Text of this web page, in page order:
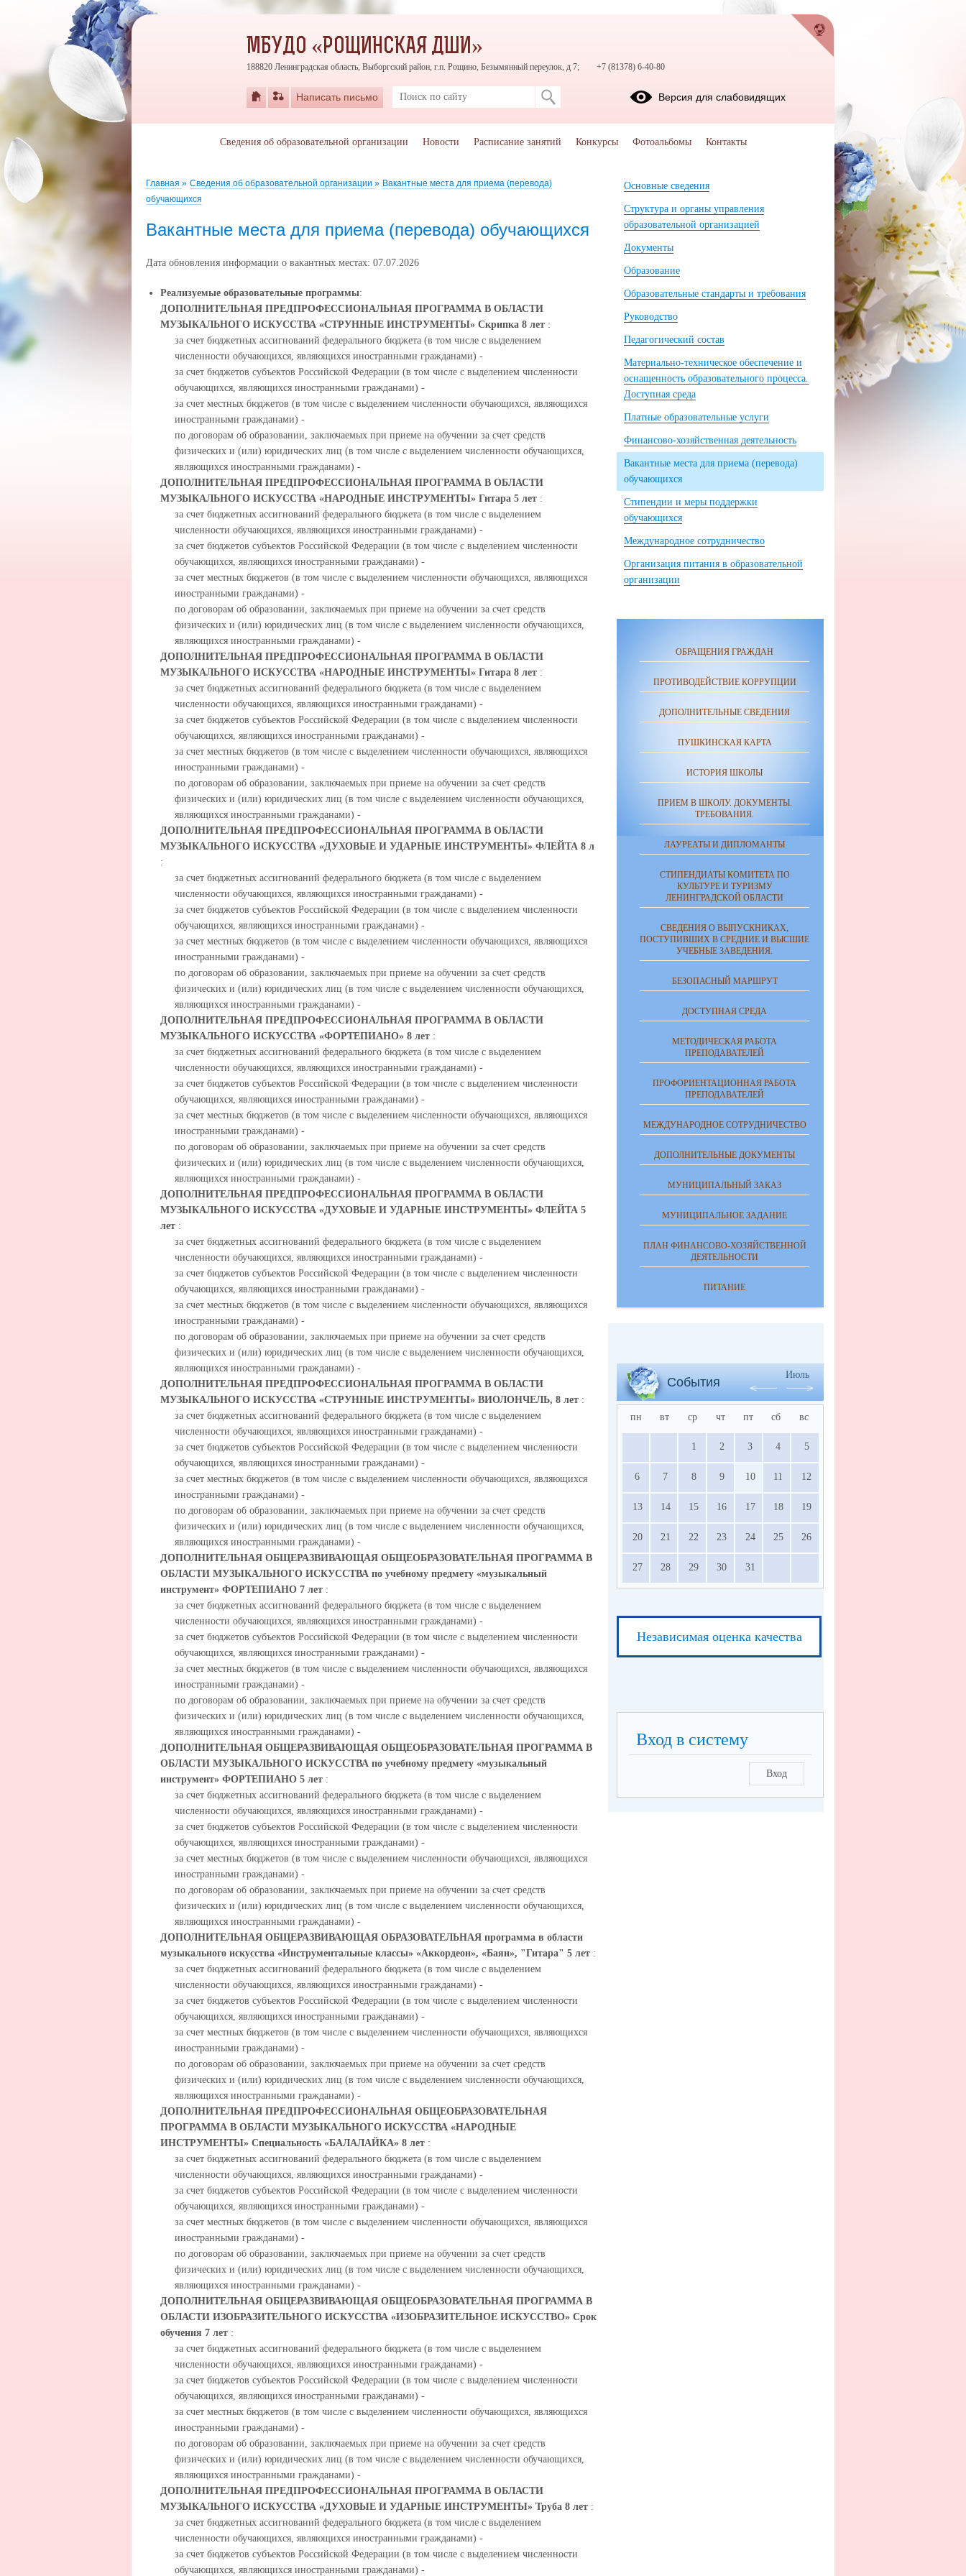
Главная » Сведения об образовательной организации » Вакантные места для приема (перевода)
обучающихся
Вакантные места для приема (перевода) обучающихся
Дата обновления информации о вакантных местах: 07.07.2026
Реализуемые образовательные программы:
ДОПОЛНИТЕЛЬНАЯ ПРЕДПРОФЕССИОНАЛЬНАЯ ПРОГРАММА В ОБЛАСТИ
МУЗЫКАЛЬНОГО ИСКУССТВА «СТРУННЫЕ ИНСТРУМЕНТЫ» Скрипка 8 лет :
за счет бюджетных ассигнований федерального бюджета (в том числе с выделением
численности обучающихся, являющихся иностранными гражданами) -
за счет бюджетов субъектов Российской Федерации (в том числе с выделением численности
обучающихся, являющихся иностранными гражданами) -
за счет местных бюджетов (в том числе с выделением численности обучающихся, являющихся
иностранными гражданами) -
по договорам об образовании, заключаемых при приеме на обучении за счет средств
физических и (или) юридических лиц (в том числе с выделением численности обучающихся,
являющихся иностранными гражданами) -
ДОПОЛНИТЕЛЬНАЯ ПРЕДПРОФЕССИОНАЛЬНАЯ ПРОГРАММА В ОБЛАСТИ
МУЗЫКАЛЬНОГО ИСКУССТВА «НАРОДНЫЕ ИНСТРУМЕНТЫ» Гитара 5 лет :
за счет бюджетных ассигнований федерального бюджета (в том числе с выделением
численности обучающихся, являющихся иностранными гражданами) -
за счет бюджетов субъектов Российской Федерации (в том числе с выделением численности
обучающихся, являющихся иностранными гражданами) -
за счет местных бюджетов (в том числе с выделением численности обучающихся, являющихся
иностранными гражданами) -
по договорам об образовании, заключаемых при приеме на обучении за счет средств
физических и (или) юридических лиц (в том числе с выделением численности обучающихся,
являющихся иностранными гражданами) -
ДОПОЛНИТЕЛЬНАЯ ПРЕДПРОФЕССИОНАЛЬНАЯ ПРОГРАММА В ОБЛАСТИ
МУЗЫКАЛЬНОГО ИСКУССТВА «НАРОДНЫЕ ИНСТРУМЕНТЫ» Гитара 8 лет :
за счет бюджетных ассигнований федерального бюджета (в том числе с выделением
численности обучающихся, являющихся иностранными гражданами) -
за счет бюджетов субъектов Российской Федерации (в том числе с выделением численности
обучающихся, являющихся иностранными гражданами) -
за счет местных бюджетов (в том числе с выделением численности обучающихся, являющихся
иностранными гражданами) -
по договорам об образовании, заключаемых при приеме на обучении за счет средств
физических и (или) юридических лиц (в том числе с выделением численности обучающихся,
являющихся иностранными гражданами) -
ДОПОЛНИТЕЛЬНАЯ ПРЕДПРОФЕССИОНАЛЬНАЯ ПРОГРАММА В ОБЛАСТИ
МУЗЫКАЛЬНОГО ИСКУССТВА «ДУХОВЫЕ И УДАРНЫЕ ИНСТРУМЕНТЫ» ФЛЕЙТА 8 л
:
за счет бюджетных ассигнований федерального бюджета (в том числе с выделением
численности обучающихся, являющихся иностранными гражданами) -
за счет бюджетов субъектов Российской Федерации (в том числе с выделением численности
обучающихся, являющихся иностранными гражданами) -
за счет местных бюджетов (в том числе с выделением численности обучающихся, являющихся
иностранными гражданами) -
по договорам об образовании, заключаемых при приеме на обучении за счет средств
физических и (или) юридических лиц (в том числе с выделением численности обучающихся,
являющихся иностранными гражданами) -
ДОПОЛНИТЕЛЬНАЯ ПРЕДПРОФЕССИОНАЛЬНАЯ ПРОГРАММА В ОБЛАСТИ
МУЗЫКАЛЬНОГО ИСКУССТВА «ФОРТЕПИАНО» 8 лет :
за счет бюджетных ассигнований федерального бюджета (в том числе с выделением
численности обучающихся, являющихся иностранными гражданами) -
за счет бюджетов субъектов Российской Федерации (в том числе с выделением численности
обучающихся, являющихся иностранными гражданами) -
за счет местных бюджетов (в том числе с выделением численности обучающихся, являющихся
иностранными гражданами) -
по договорам об образовании, заключаемых при приеме на обучении за счет средств
физических и (или) юридических лиц (в том числе с выделением численности обучающихся,
являющихся иностранными гражданами) -
ДОПОЛНИТЕЛЬНАЯ ПРЕДПРОФЕССИОНАЛЬНАЯ ПРОГРАММА В ОБЛАСТИ
МУЗЫКАЛЬНОГО ИСКУССТВА «ДУХОВЫЕ И УДАРНЫЕ ИНСТРУМЕНТЫ» ФЛЕЙТА 5
лет :
за счет бюджетных ассигнований федерального бюджета (в том числе с выделением
численности обучающихся, являющихся иностранными гражданами) -
за счет бюджетов субъектов Российской Федерации (в том числе с выделением численности
обучающихся, являющихся иностранными гражданами) -
за счет местных бюджетов (в том числе с выделением численности обучающихся, являющихся
иностранными гражданами) -
по договорам об образовании, заключаемых при приеме на обучении за счет средств
физических и (или) юридических лиц (в том числе с выделением численности обучающихся,
являющихся иностранными гражданами) -
ДОПОЛНИТЕЛЬНАЯ ПРЕДПРОФЕССИОНАЛЬНАЯ ПРОГРАММА В ОБЛАСТИ
МУЗЫКАЛЬНОГО ИСКУССТВА «СТРУННЫЕ ИНСТРУМЕНТЫ» ВИОЛОНЧЕЛЬ, 8 лет :
за счет бюджетных ассигнований федерального бюджета (в том числе с выделением
численности обучающихся, являющихся иностранными гражданами) -
за счет бюджетов субъектов Российской Федерации (в том числе с выделением численности
обучающихся, являющихся иностранными гражданами) -
за счет местных бюджетов (в том числе с выделением численности обучающихся, являющихся
иностранными гражданами) -
по договорам об образовании, заключаемых при приеме на обучении за счет средств
физических и (или) юридических лиц (в том числе с выделением численности обучающихся,
являющихся иностранными гражданами) -
ДОПОЛНИТЕЛЬНАЯ ОБЩЕРАЗВИВАЮЩАЯ ОБЩЕОБРАЗОВАТЕЛЬНАЯ ПРОГРАММА В
ОБЛАСТИ МУЗЫКАЛЬНОГО ИСКУССТВА по учебному предмету «музыкальный
инструмент» ФОРТЕПИАНО 7 лет :
за счет бюджетных ассигнований федерального бюджета (в том числе с выделением
численности обучающихся, являющихся иностранными гражданами) -
за счет бюджетов субъектов Российской Федерации (в том числе с выделением численности
обучающихся, являющихся иностранными гражданами) -
за счет местных бюджетов (в том числе с выделением численности обучающихся, являющихся
иностранными гражданами) -
по договорам об образовании, заключаемых при приеме на обучении за счет средств
физических и (или) юридических лиц (в том числе с выделением численности обучающихся,
являющихся иностранными гражданами) -
ДОПОЛНИТЕЛЬНАЯ ОБЩЕРАЗВИВАЮЩАЯ ОБЩЕОБРАЗОВАТЕЛЬНАЯ ПРОГРАММА В
ОБЛАСТИ МУЗЫКАЛЬНОГО ИСКУССТВА по учебному предмету «музыкальный
инструмент» ФОРТЕПИАНО 5 лет :
за счет бюджетных ассигнований федерального бюджета (в том числе с выделением
численности обучающихся, являющихся иностранными гражданами) -
за счет бюджетов субъектов Российской Федерации (в том числе с выделением численности
обучающихся, являющихся иностранными гражданами) -
за счет местных бюджетов (в том числе с выделением численности обучающихся, являющихся
иностранными гражданами) -
по договорам об образовании, заключаемых при приеме на обучении за счет средств
физических и (или) юридических лиц (в том числе с выделением численности обучающихся,
являющихся иностранными гражданами) -
ДОПОЛНИТЕЛЬНАЯ ОБЩЕРАЗВИВАЮЩАЯ ОБРАЗОВАТЕЛЬНАЯ программа в области
музыкального искусства «Инструментальные классы» «Аккордеон», «Баян», "Гитара" 5 лет :
за счет бюджетных ассигнований федерального бюджета (в том числе с выделением
численности обучающихся, являющихся иностранными гражданами) -
за счет бюджетов субъектов Российской Федерации (в том числе с выделением численности
обучающихся, являющихся иностранными гражданами) -
за счет местных бюджетов (в том числе с выделением численности обучающихся, являющихся
иностранными гражданами) -
по договорам об образовании, заключаемых при приеме на обучении за счет средств
физических и (или) юридических лиц (в том числе с выделением численности обучающихся,
являющихся иностранными гражданами) -
ДОПОЛНИТЕЛЬНАЯ ПРЕДПРОФЕССИОНАЛЬНАЯ ОБЩЕОБРАЗОВАТЕЛЬНАЯ
ПРОГРАММА В ОБЛАСТИ МУЗЫКАЛЬНОГО ИСКУССТВА «НАРОДНЫЕ
ИНСТРУМЕНТЫ» Специальность «БАЛАЛАЙКА» 8 лет :
за счет бюджетных ассигнований федерального бюджета (в том числе с выделением
численности обучающихся, являющихся иностранными гражданами) -
за счет бюджетов субъектов Российской Федерации (в том числе с выделением численности
обучающихся, являющихся иностранными гражданами) -
за счет местных бюджетов (в том числе с выделением численности обучающихся, являющихся
иностранными гражданами) -
по договорам об образовании, заключаемых при приеме на обучении за счет средств
физических и (или) юридических лиц (в том числе с выделением численности обучающихся,
являющихся иностранными гражданами) -
ДОПОЛНИТЕЛЬНАЯ ОБЩЕРАЗВИВАЮЩАЯ ОБЩЕОБРАЗОВАТЕЛЬНАЯ ПРОГРАММА В
ОБЛАСТИ ИЗОБРАЗИТЕЛЬНОГО ИСКУССТВА «ИЗОБРАЗИТЕЛЬНОЕ ИСКУССТВО» Срок
обучения 7 лет :
за счет бюджетных ассигнований федерального бюджета (в том числе с выделением
численности обучающихся, являющихся иностранными гражданами) -
за счет бюджетов субъектов Российской Федерации (в том числе с выделением численности
обучающихся, являющихся иностранными гражданами) -
за счет местных бюджетов (в том числе с выделением численности обучающихся, являющихся
иностранными гражданами) -
по договорам об образовании, заключаемых при приеме на обучении за счет средств
физических и (или) юридических лиц (в том числе с выделением численности обучающихся,
являющихся иностранными гражданами) -
ДОПОЛНИТЕЛЬНАЯ ПРЕДПРОФЕССИОНАЛЬНАЯ ПРОГРАММА В ОБЛАСТИ
МУЗЫКАЛЬНОГО ИСКУССТВА «ДУХОВЫЕ И УДАРНЫЕ ИНСТРУМЕНТЫ» Труба 8 лет :
за счет бюджетных ассигнований федерального бюджета (в том числе с выделением
численности обучающихся, являющихся иностранными гражданами) -
за счет бюджетов субъектов Российской Федерации (в том числе с выделением численности
обучающихся, являющихся иностранными гражданами) -
Основные сведения
Структура и органы управления
образовательной организацией
Документы
Образование
Образовательные стандарты и требования
Руководство
Педагогический состав
Материально-техническое обеспечение и
оснащенность образовательного процесса.
Доступная среда
Платные образовательные услуги
Финансово-хозяйственная деятельность
Вакантные места для приема (перевода)
обучающихся
Стипендии и меры поддержки
обучающихся
Международное сотрудничество
Организация питания в образовательной
организации
ОБРАЩЕНИЯ ГРАЖДАН
ПРОТИВОДЕЙСТВИЕ КОРРУПЦИИ
ДОПОЛНИТЕЛЬНЫЕ СВЕДЕНИЯ
ПУШКИНСКАЯ КАРТА
ИСТОРИЯ ШКОЛЫ
ПРИЕМ В ШКОЛУ. ДОКУМЕНТЫ.
ТРЕБОВАНИЯ.
ЛАУРЕАТЫ И ДИПЛОМАНТЫ
СТИПЕНДИАТЫ КОМИТЕТА ПО
КУЛЬТУРЕ И ТУРИЗМУ
ЛЕНИНГРАДСКОЙ ОБЛАСТИ
СВЕДЕНИЯ О ВЫПУСКНИКАХ,
ПОСТУПИВШИХ В СРЕДНИЕ И ВЫСШИЕ
УЧЕБНЫЕ ЗАВЕДЕНИЯ.
БЕЗОПАСНЫЙ МАРШРУТ
ДОСТУПНАЯ СРЕДА
МЕТОДИЧЕСКАЯ РАБОТА
ПРЕПОДАВАТЕЛЕЙ
ПРОФОРИЕНТАЦИОННАЯ РАБОТА
ПРЕПОДАВАТЕЛЕЙ
МЕЖДУНАРОДНОЕ СОТРУДНИЧЕСТВО
ДОПОЛНИТЕЛЬНЫЕ ДОКУМЕНТЫ
МУНИЦИПАЛЬНЫЙ ЗАКАЗ
МУНИЦИПАЛЬНОЕ ЗАДАНИЕ
ПЛАН ФИНАНСОВО-ХОЗЯЙСТВЕННОЙ
ДЕЯТЕЛЬНОСТИ
ПИТАНИЕ
События
Июль
пн вт ср чт пт сб вс
1 2 3 4 5
6 7 8 9 10 11 12
13 14 15 16 17 18 19
20 21 22 23 24 25 26
27 28 29 30 31
Независимая оценка качества
Вход в систему
Вход
МБУДО «РОЩИНСКАЯ ДШИ»
188820 Ленинградская область, Выборгский район, г.п. Рощино, Безымянный переулок, д 7; +7 (81378) 6-40-80
Написать письмо Версия для слабовидящих
Сведения об образовательной организации Новости Расписание занятий Конкурсы Фотоальбомы Контакты